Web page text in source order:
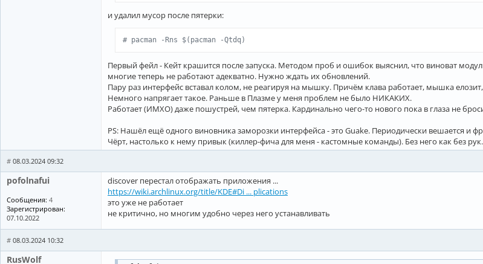
и удалил мусор после пятерки:
# pacman -Rns $(pacman -Qtdq)
Первый фейл - Кейт крашится после запуска. Методом проб и ошибок выяснил, что виноват
многие теперь не работают адекватно. Нужно ждать их обновлений.
Пару раз интерфейс вставал колом, не реагируя на мышку. Причём клава работает, мышка
Немного напрягает такое. Раньше в Плазме у меня проблем не было НИКАКИХ.
Работает (ИМХО) даже пошустрей, чем пятерка. Кардинально чего-то нового пока в глаза не
PS: Нашёл ещё одного виновника заморозки интерфейса - это Guake. Периодически вешается и
Чёрт, настолько к нему привык (киллер-фича для меня - кастомные команды). Без него как без
pofolnafui
Сообщения: 4
Зарегистрирован:
07.10.2022
# 08.03.2024 09:32
discover перестал отображать приложения ...
https://wiki.archlinux.org/title/KDE#Di ... plications
это уже не работает
не критично, но многим удобно через него устанавливать
RusWolf
# 08.03.2024 10:32